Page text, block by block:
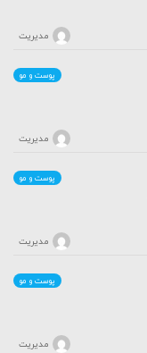
مدیریت
پوست و مو
مدیریت
پوست و مو
مدیریت
پوست و مو
مدیریت